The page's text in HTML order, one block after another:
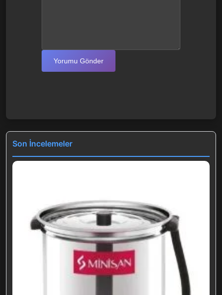
Yorumu Gönder
Son İncelemeler